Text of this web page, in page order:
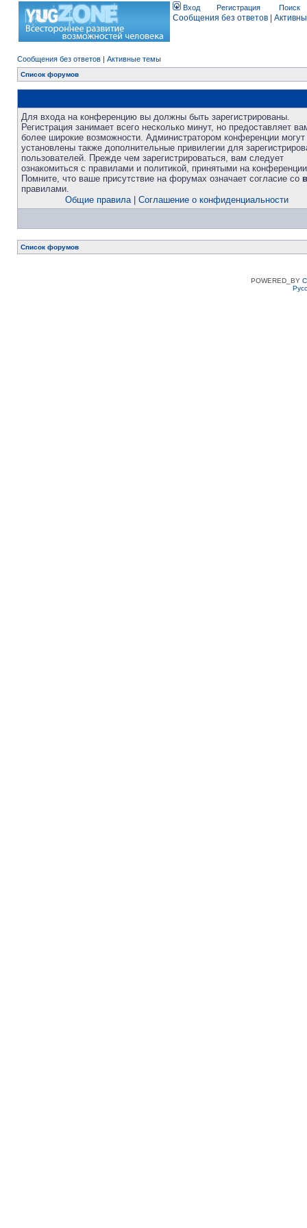
Вход Регистрация Поиск
Сообщения без ответов
Сообщения без ответов | Активные темы
Список форумов
Для входа на конференцию вы должны быть зарегистрированы.
Регистрация занимает всего несколько минут, но предоставляет
более широкие возможности. Администратором конференции
установлены также дополнительные привилегии для
пользователей. Прежде чем зарегистрироваться, вам следует
ознакомиться с правилами и политикой, принятыми на
Помните, что ваше присутствие на форумах означает согласие со
правилами.
Общие правила| Соглашение о конфиденциальности
Список форумов
POWERED_BY